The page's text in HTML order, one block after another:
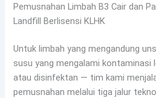
Pemusnahan Limbah B3 Cair dan
Landfill Berlisensi KLHK
Untuk limbah yang mengandung
susu yang mengalami kontaminasi
atau disinfektan — tim kami
pemusnahan melalui tiga jalur